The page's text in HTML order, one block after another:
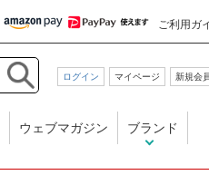
ご利用ガ
ログイン マイページ 新規会
ウェブマガジン ブランド